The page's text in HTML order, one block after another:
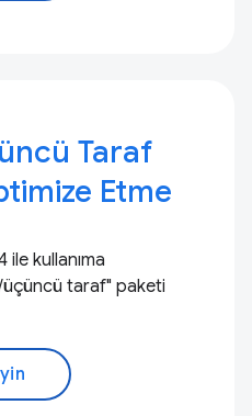
Taraf
Etme
kullanıma
taraf" paketi